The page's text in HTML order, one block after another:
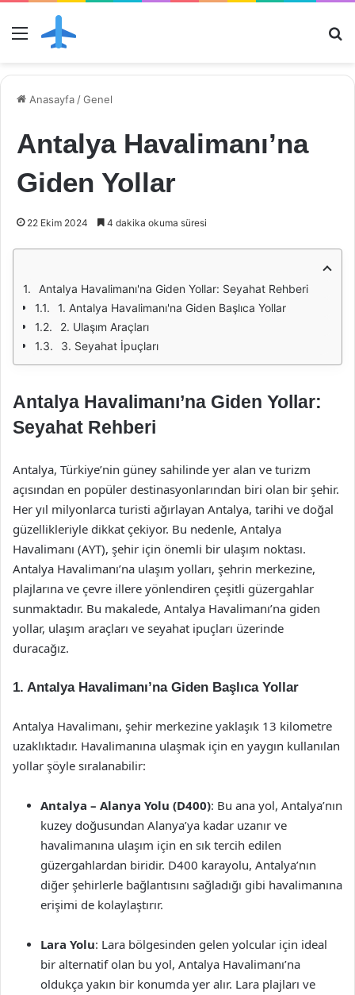
Menü
Anasayfa /Genel
Antalya Havalimanı’na
Giden Yollar
22 Ekim 2024 4 dakika okuma süresi
Antalya Havalimanı'na Giden Yollar: Seyahat Rehberi
1. Antalya Havalimanı'na Giden Başlıca Yollar
2. Ulaşım Araçları
3. Seyahat İpuçları
Antalya Havalimanı’na Giden Yollar:
Seyahat Rehberi
Antalya, Türkiye’nin güney sahilinde yer alan ve turizm
açısından en popüler destinasyonlarından biri olan bir şehir.
Her yıl milyonlarca turisti ağırlayan Antalya, tarihi ve doğal
güzellikleriyle dikkat çekiyor. Bu nedenle, Antalya
Havalimanı (AYT), şehir için önemli bir ulaşım noktası.
Antalya Havalimanı’na ulaşım yolları, şehrin merkezine,
plajlarına ve çevre illere yönlendiren çeşitli güzergahlar
sunmaktadır. Bu makalede, Antalya Havalimanı’na giden
yollar, ulaşım araçları ve seyahat ipuçları üzerinde
duracağız.
1. Antalya Havalimanı’na Giden Başlıca Yollar
Antalya Havalimanı, şehir merkezine yaklaşık 13 kilometre
uzaklıktadır. Havalimanına ulaşmak için en yaygın kullanılan
yollar şöyle sıralanabilir:
Antalya – Alanya Yolu (D400): Bu ana yol, Antalya’nın
kuzey doğusundan Alanya’ya kadar uzanır ve
havalimanına ulaşım için en sık tercih edilen
güzergahlardan biridir. D400 karayolu, Antalya’nın
diğer şehirlerle bağlantısını sağladığı gibi havalimanına
erişimi de kolaylaştırır.
Lara Yolu: Lara bölgesinden gelen yolcular için ideal
bir alternatif olan bu yol, Antalya Havalimanı’na
oldukça yakın bir konumda yer alır. Lara plajları ve